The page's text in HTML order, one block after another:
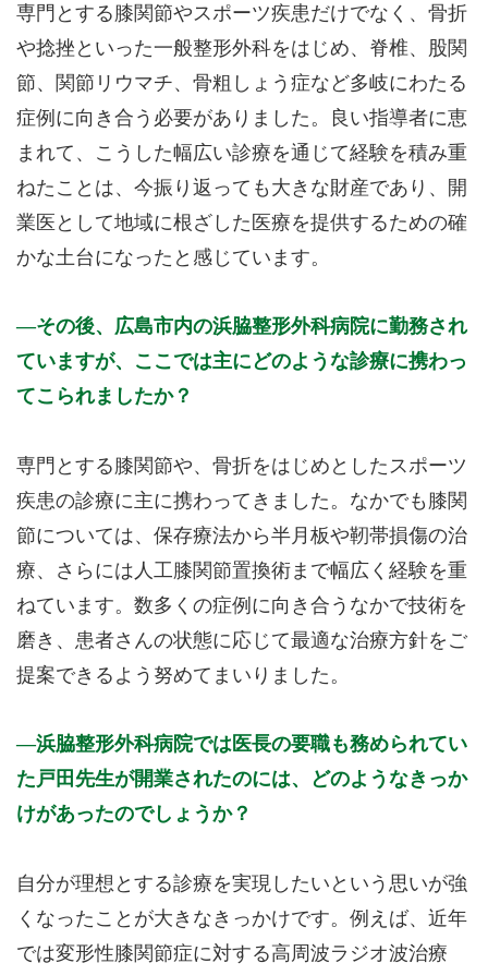
専門とする膝関節やスポーツ疾患だけでなく、骨折
や捻挫といった一般整形外科をはじめ、脊椎、股関
節、関節リウマチ、骨粗しょう症など多岐にわたる
症例に向き合う必要がありました。良い指導者に恵
まれて、こうした幅広い診療を通じて経験を積み重
ねたことは、今振り返っても大きな財産であり、開
業医として地域に根ざした医療を提供するための確
かな土台になったと感じています。
その後、広島市内の浜脇整形外科病院に勤務され
ていますが、ここでは主にどのような診療に携わっ
てこられましたか？
専門とする膝関節や、骨折をはじめとしたスポーツ
疾患の診療に主に携わってきました。なかでも膝関
節については、保存療法から半月板や靭帯損傷の治
療、さらには人工膝関節置換術まで幅広く経験を重
ねています。数多くの症例に向き合うなかで技術を
磨き、患者さんの状態に応じて最適な治療方針をご
提案できるよう努めてまいりました。
浜脇整形外科病院では医長の要職も務められてい
た戸田先生が開業されたのには、どのようなきっか
けがあったのでしょうか？
自分が理想とする診療を実現したいという思いが強
くなったことが大きなきっかけです。例えば、近年
では変形性膝関節症に対する高周波ラジオ波治療